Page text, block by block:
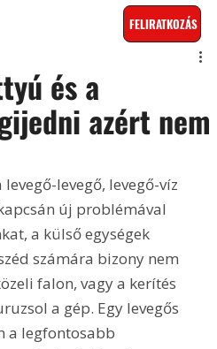
FELIRATKOZÁS
és a
azért nem
levegő, levegő-víz
új problémával
a külső egységek
számára bizony nem
falon, vagy a kerítés
a gép. Egy levegős
a legfontosabb